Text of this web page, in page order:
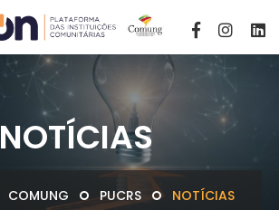
NOTÍCIAS
COMUNG PUCRS NOTÍCIAS